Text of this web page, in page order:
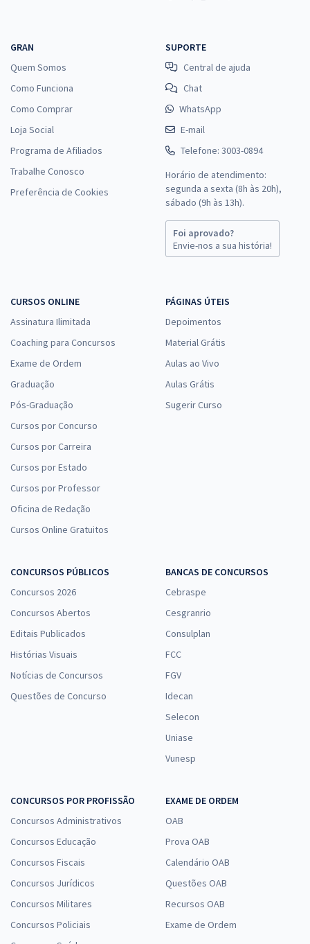
GRAN
Quem Somos
Como Funciona
Como Comprar
Loja Social
Programa de Afiliados
Trabalhe Conosco
Preferência de Cookies
SUPORTE
Central de ajuda
Chat
WhatsApp
E-mail
Telefone: 3003-0894
Horário de atendimento:
segunda a sexta (8h às 20h),
sábado (9h às 13h).
Foi aprovado?
Envie-nos a sua história!
CURSOS ONLINE
Assinatura Ilimitada
Coaching para Concursos
Exame de Ordem
Graduação
Pós-Graduação
Cursos por Concurso
Cursos por Carreira
Cursos por Estado
Cursos por Professor
Oficina de Redação
Cursos Online Gratuitos
PÁGINAS ÚTEIS
Depoimentos
Material Grátis
Aulas ao Vivo
Aulas Grátis
Sugerir Curso
CONCURSOS PÚBLICOS
Concursos 2026
Concursos Abertos
Editais Publicados
Histórias Visuais
Notícias de Concursos
Questões de Concurso
BANCAS DE CONCURSOS
Cebraspe
Cesgranrio
Consulplan
FCC
FGV
Idecan
Selecon
Uniase
Vunesp
CONCURSOS POR PROFISSÃO
Concursos Administrativos
Concursos Educação
Concursos Fiscais
Concursos Jurídicos
Concursos Militares
Concursos Policiais
EXAME DE ORDEM
OAB
Prova OAB
Calendário OAB
Questões OAB
Recursos OAB
Exame de Ordem